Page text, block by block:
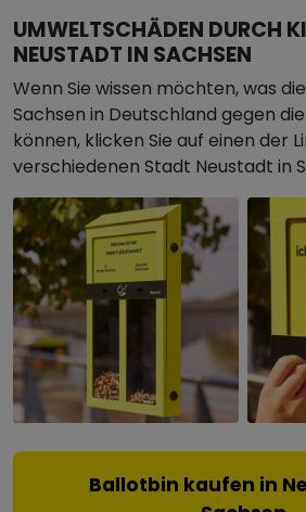
UMWELTSCHÄDEN DURCH
NEUSTADT IN SACHSEN
Wenn Sie wissen möchten, was
Sachsen in Deutschland gegen
können, klicken Sie auf einen der
verschiedenen Stadt Neustadt in
Ballotbin kaufen in